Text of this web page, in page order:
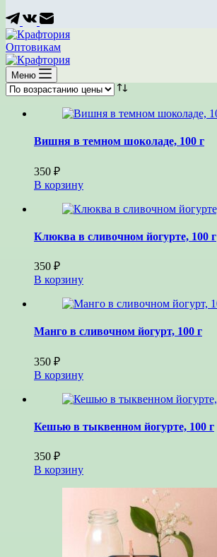
Оптовикам
Меню
Вишня в темном шоколаде, 100 г
350 ₽
В корзину
Клюква в сливочном йогурте, 100 г
350 ₽
В корзину
Манго в сливочном йогурт, 100 г
350 ₽
В корзину
Кешью в тыквенном йогурте, 100 г
350 ₽
В корзину